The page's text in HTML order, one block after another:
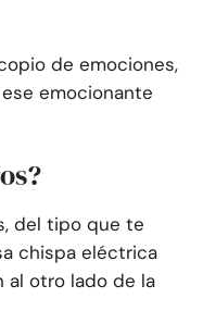
de emociones,
ese emocionante
del tipo que te
chispa eléctrica
al otro lado de la